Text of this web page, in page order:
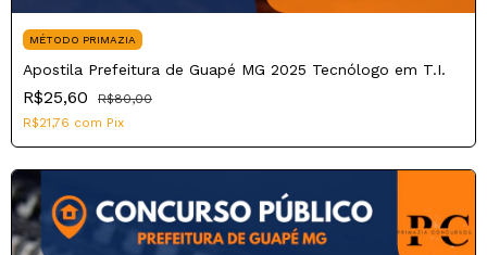
MÉTODO PRIMAZIA
Apostila Prefeitura de Guapé MG 2025 Tecnólogo em T.I.
R$25,60
R$80,00
R$21,76 com Pix